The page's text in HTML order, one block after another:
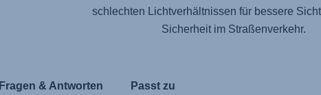
schlechten Lichtverhältnissen für bessere
Sicherheit im Straßenverkehr.
Fragen & Antworten Passt zu